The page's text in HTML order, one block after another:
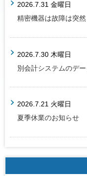
2026.7.31 金曜日
精密機器は故障は突
2026.7.30 木曜日
別会計システムのデ
2026.7.21 火曜日
夏季休業のお知らせ